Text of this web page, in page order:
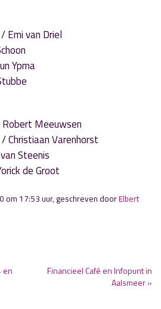
Emi van Driel
Ypma
Meeuwsen
Christiaan Varenhorst
Steenis
de Groot
om 17:53 uur, geschreven doorElbert
en
Financieel Café en Infopunt in
Aalsmeer »